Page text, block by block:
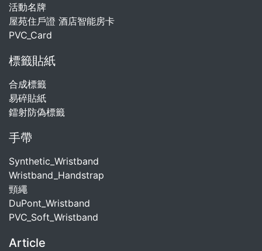
活動名牌
屋苑住戶證 酒店智能房卡
PVC_Card
標籤貼紙
合成標籤
易碎貼紙
鐳射防偽標籤
手帶
Synthetic_Wristband
Wristband_Handstrap
頸繩
DuPont_Wristband
PVC_Soft_Wristband
Article